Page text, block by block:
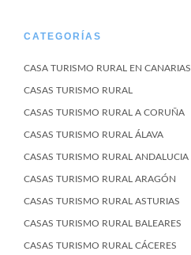
CATEGORÍAS
CASA TURISMO RURAL EN CANARIAS
CASAS TURISMO RURAL
CASAS TURISMO RURAL A CORUÑA
CASAS TURISMO RURAL ÁLAVA
CASAS TURISMO RURAL ANDALUCIA
CASAS TURISMO RURAL ARAGÓN
CASAS TURISMO RURAL ASTURIAS
CASAS TURISMO RURAL BALEARES
CASAS TURISMO RURAL CÁCERES